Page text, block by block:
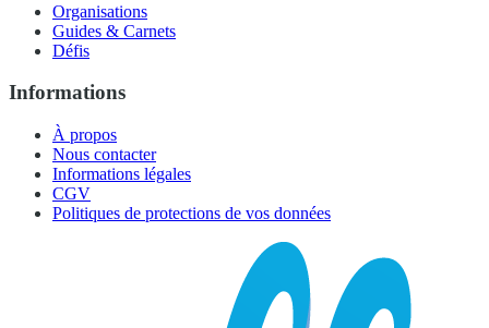
Organisations
Guides & Carnets
Défis
Informations
À propos
Nous contacter
Informations légales
CGV
Politiques de protections de vos données